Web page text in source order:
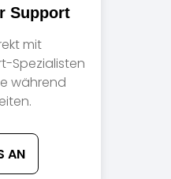
Support
mit
Spezialisten
während
AN